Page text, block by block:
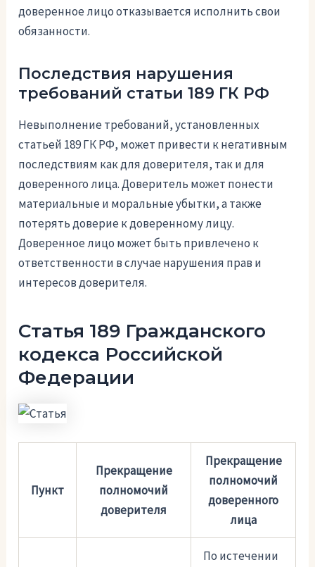
доверенное лицо отказывается исполнить свои
обязанности.
Последствия нарушения
требований статьи 189 ГК РФ
Невыполнение требований, установленных
статьей 189 ГК РФ, может привести к негативным
последствиям как для доверителя, так и для
доверенного лица. Доверитель может понести
материальные и моральные убытки, а также
потерять доверие к доверенному лицу.
Доверенное лицо может быть привлечено к
ответственности в случае нарушения прав и
интересов доверителя.
Статья 189 Гражданского
кодекса Российской
Федерации
Пункт
Прекращение
полномочий
доверителя
Прекращение
полномочий
доверенного
лица
По истечении